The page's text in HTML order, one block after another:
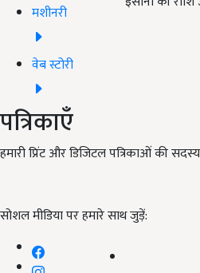
मशीनरी
वेब स्टोरी
पत्रिकाएँ
हमारी प्रिंट और डिजिटल पत्रिकाओं की
सोशल मीडिया पर हमारे साथ जुड़ें: